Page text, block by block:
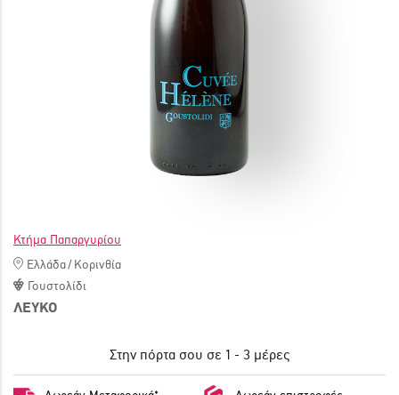
Κτήμα Παπαργυρίου
Ελλάδα/Κορινθία
Γουστολίδι
ΛΕΥΚΟ
Στην πόρτα σου σε 1 - 3 μέρες